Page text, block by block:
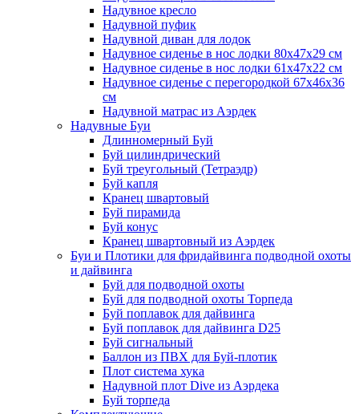
Надувное кресло
Надувной пуфик
Надувной диван для лодок
Надувное сиденье в нос лодки 80х47х29 см
Надувное сиденье в нос лодки 61х47х22 см
Надувное сиденье с перегородкой 67х46х36
см
Надувной матрас из Аэрдек
Надувные Буи
Длинномерный Буй
Буй цилиндрический
Буй треугольный (Тетраэдр)
Буй капля
Кранец швартовый
Буй пирамида
Буй конус
Кранец швартовный из Аэрдек
Буи и Плотики для фридайвинга подводной охоты
и дайвинга
Буй для подводной охоты
Буй для подводной охоты Торпеда
Буй поплавок для дайвинга
Буй поплавок для дайвинга D25
Буй сигнальный
Баллон из ПВХ для Буй-плотик
Плот система хука
Надувной плот Dive из Аэрдека
Буй торпеда